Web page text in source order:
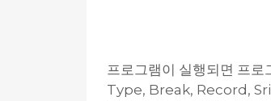
프로그램이 실행되면 프
Type, Break, Record,